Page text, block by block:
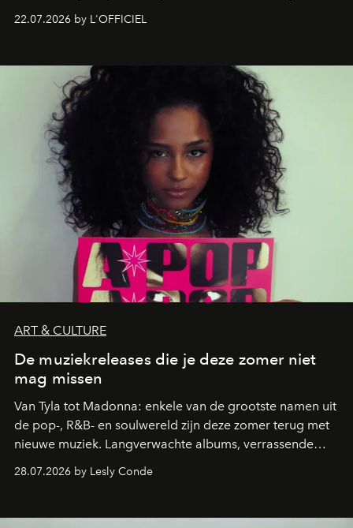
zestig, een Japanse hotspot die na zonsondergang
verandert in een bruisende ontmoetingsplek en de
neerstrijkt in Saint-Tropez. Dit zijn de nieuwe adressen
die deze zomer de toon zetten, van lange lunches tot
zwoele nachten.
22.07.2026 by L'OFFICIEL
ART & CULTURE
De muziekreleases die je deze zomer niet
mag missen
Van Tyla tot Madonna: enkele van de grootste namen uit
de pop-, R&B- en soulwereld zijn deze zomer terug met
nieuwe muziek. Langverwachte albums, verrassende
comebacks en veelbelovende nieuwe projecten: dit zijn
de releases die je niet mag missen.
28.07.2026 by Lesly Conde